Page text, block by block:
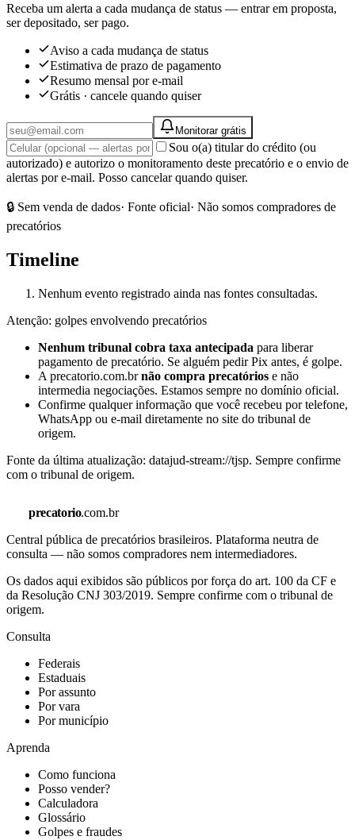
Receba um alerta a cada mudança de status — entrar em proposta,
ser depositado, ser pago.
Aviso a cada mudança de status
Estimativa de prazo de pagamento
Resumo mensal por e-mail
Grátis · cancele quando quiser
Monitorar grátis
Sou o(a) titular do crédito (ou
autorizado) e autorizo o monitoramento deste precatório e o envio de
alertas por e-mail. Posso cancelar quando quiser.
🔒 Sem venda de dados· Fonte oficial· Não somos compradores de
precatórios
Timeline
Nenhum evento registrado ainda nas fontes consultadas.
Atenção: golpes envolvendo precatórios
Nenhum tribunal cobra taxa antecipada para liberar
pagamento de precatório. Se alguém pedir Pix antes, é golpe.
A precatorio.com.brnão compra precatórios e não
intermedia negociações. Estamos sempre no domínio oficial.
Confirme qualquer informação que você recebeu por telefone,
WhatsApp ou e-mail diretamente no site do tribunal de
origem.
Fonte da última atualização: datajud-stream://tjsp. Sempre confirme
com o tribunal de origem.
precatorio.com.br
Central pública de precatórios brasileiros. Plataforma neutra de
consulta — não somos compradores nem intermediadores.
Os dados aqui exibidos são públicos por força do art. 100 da CF e
da Resolução CNJ 303/2019. Sempre confirme com o tribunal de
origem.
Consulta
Federais
Estaduais
Por assunto
Por vara
Por município
Aprenda
Como funciona
Posso vender?
Calculadora
Glossário
Golpes e fraudes